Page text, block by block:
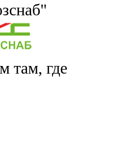
там, где